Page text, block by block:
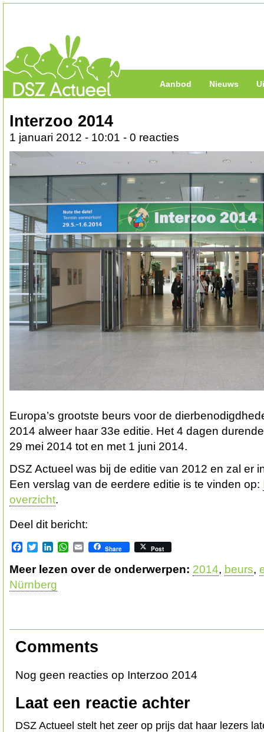
Aanbod Nieuws
Interzoo 2014
1 januari 2012 - 10:01 - 0 reacties
Europa’s grootste beurs voor de
2014 alweer haar 33e editie. Het 4 dagen
29 mei 2014 tot en met 1 juni 2014.
DSZ Actueel was bij de editie van 2012 en zal er
Een verslag van de eerdere editie is te vinden op:
overzicht.
Deel dit bericht:
Facebook
TwitterLinkedInWhatsApp
EmailShare Post
Meer lezen over de onderwerpen: 2014, beurs,
Nürnberg
Comments
Nog geen reacties op Interzoo 2014
Laat een reactie achter
DSZ Actueel stelt het zeer op prijs dat haar lezers